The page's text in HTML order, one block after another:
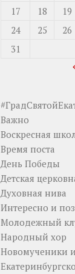
17
18 19
24
25 26
31
Важно
Воскресная
Время поста
День Победы
Детская
Духовная нива
Интересно и
Молодежный
Народный хор
Новомученики